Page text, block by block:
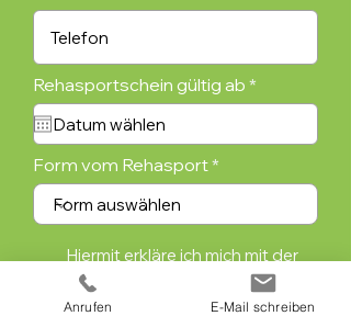
Rehasportschein gültig ab *
e
e
Form vom Rehasport
Hiermit erkläre ich mich mit der
Datenschutzerklärung
einverstanden.
Datenschutzerkläung ansehen
Anrufen E-Mail schreiben